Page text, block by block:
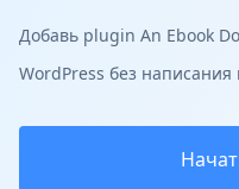
Добавь plugin An Ebook
WordPress без написания